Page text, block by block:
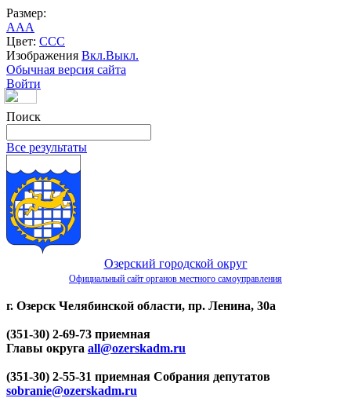
Размер:
AAA
Цвет: CCC
Изображения Вкл.Выкл.
Обычная версия сайта
Войти
Поиск
Все результаты
Озерский городской округ
Официальный сайт органов местного самоуправления
г. Озерск Челябинской области, пр. Ленина, 30а
(351-30) 2-69-73 приемная
Главы округа all@ozerskadm.ru
(351-30) 2-55-31 приемная Собрания депутатов
sobranie@ozerskadm.ru